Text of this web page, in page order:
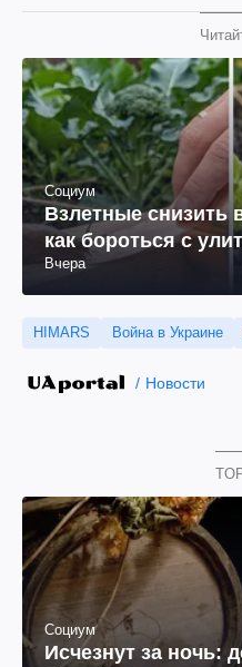
Социум
Взлетные снизить
как бороться с
Вчера
HIMARS Война в Украине
Новости
Социум
Исчезнут за ночь: